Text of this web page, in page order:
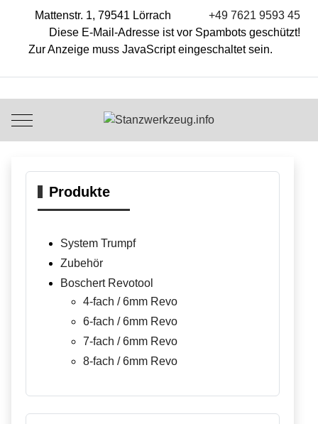
Mattenstr. 1, 79541 Lörrach
+49 7621 9593 45
Diese E-Mail-Adresse ist vor Spambots geschützt!
Zur Anzeige muss JavaScript eingeschaltet sein.
Mobile Menu Toggle
Produkte
System Trumpf
Zubehör
Boschert Revotool
4-fach / 6mm Revo
6-fach / 6mm Revo
7-fach / 6mm Revo
8-fach / 6mm Revo